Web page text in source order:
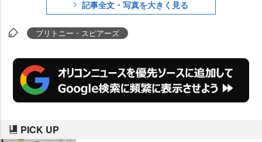
記事全文・写真を大きく見る
ブリトニー・スピアーズ
PICK UP